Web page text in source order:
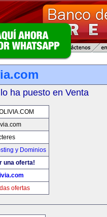
ha puesto en Venta
y Dominios
una oferta!
ofertas